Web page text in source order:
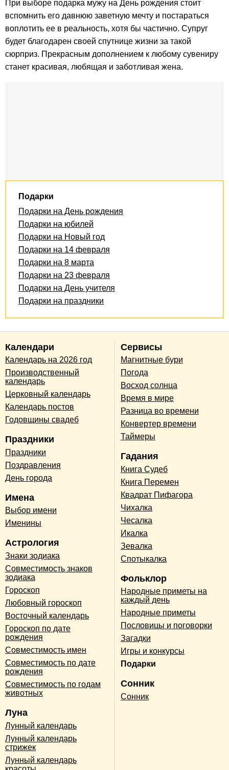
При выборе подарка мужу на День рождения стоит
вспомнить его давнюю заветную мечту и постараться
воплотить ее в реальность, хотя бы частично. Супруг
будет благодарен своей спутнице жизни за такой
сюрприз. Прекрасным дополнением к любому сувениру
станет красивая, любящая и заботливая жена.
Подарки
Подарки на День рождения
Подарки на юбилей
Подарки на Новый год
Подарки на 14 февраля
Подарки на 8 марта
Подарки на 23 февраля
Подарки на День учителя
Подарки на праздники
Календари
Календарь на 2026 год
Производственный
календарь
Церковный календарь
Календарь постов
Годовщины свадеб
Праздники
Праздники
Поздравления
День города
Имена
Выбор имени
Именины
Астрология
Знаки зодиака
Совместимость знаков
зодиака
Гороскоп
Любовный гороскоп
Восточный календарь
Гороскоп по дате
рождения
Совместимость имен
Совместимость по дате
рождения
Совместимость по годам
животных
Луна
Лунный календарь
Лунный календарь
стрижек
Лунный календарь
Сервисы
Магнитные бури
Погода
Восход солнца
Время в мире
Разница во времени
Конвертер времени
Таймеры
Гадания
Книга Судеб
Книга Перемен
Квадрат Пифагора
Чихалка
Чесалка
Икалка
Зевалка
Спотыкалка
Фольклор
Народные приметы на
каждый день
Народные приметы
Пословицы и поговорки
Загадки
Игры и конкурсы
Подарки
Сонник
Сонник